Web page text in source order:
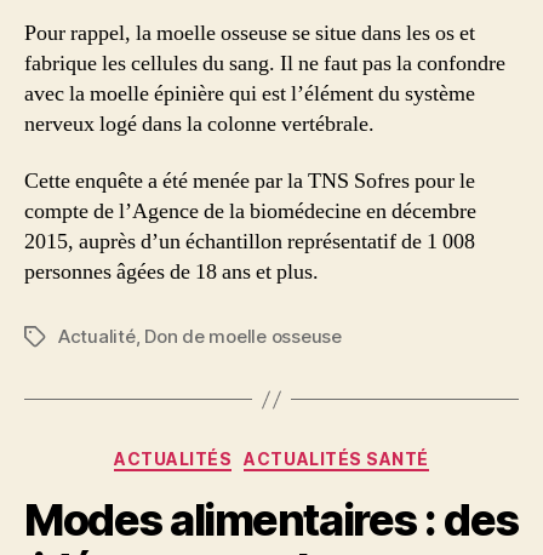
Pour rappel, la moelle osseuse se situe dans les os et
fabrique les cellules du sang. Il ne faut pas la confondre
avec la moelle épinière qui est l’élément du système
nerveux logé dans la colonne vertébrale.
Cette enquête a été menée par la TNS Sofres pour le
compte de l’Agence de la biomédecine en décembre
2015, auprès d’un échantillon représentatif de 1 008
personnes âgées de 18 ans et plus.
Étiquettes
Actualité, Don de moelle osseuse
Catégories
ACTUALITÉS ACTUALITÉS SANTÉ
Modes alimentaires : des